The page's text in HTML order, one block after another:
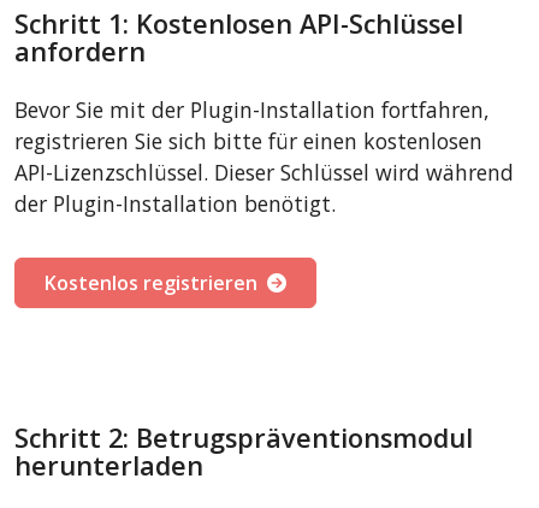
Schritt 1: Kostenlosen API-Schlüssel
anfordern
Bevor Sie mit der Plugin-Installation fortfahren,
registrieren Sie sich bitte für einen kostenlosen
API-Lizenzschlüssel. Dieser Schlüssel wird während
der Plugin-Installation benötigt.
Kostenlos registrieren
Schritt 2: Betrugspräventionsmodul
herunterladen